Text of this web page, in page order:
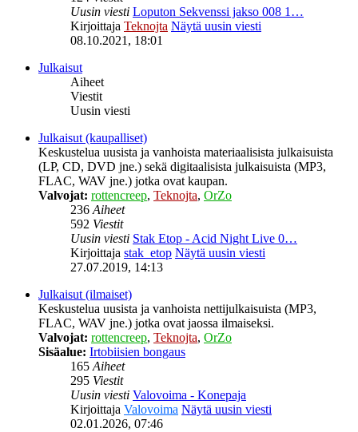
Uusin viesti Loputon Sekvenssi jakso 008 1…
Kirjoittaja Teknojta Näytä uusin viesti
08.10.2021, 18:01
Julkaisut
Aiheet
Viestit
Uusin viesti
Julkaisut (kaupalliset)
Keskustelua uusista ja vanhoista materiaalisista julkaisuista
(LP, CD, DVD jne.) sekä digitaalisista julkaisuista (MP3,
FLAC, WAV jne.) jotka ovat kaupan.
Valvojat: rottencreep, Teknojta, OrZo
236Aiheet
592 Viestit
Uusin viesti Stak Etop - Acid Night Live 0…
Kirjoittaja stak_etop Näytä uusin viesti
27.07.2019, 14:13
Julkaisut (ilmaiset)
Keskustelua uusista ja vanhoista nettijulkaisuista (MP3,
FLAC, WAV jne.) jotka ovat jaossa ilmaiseksi.
Valvojat: rottencreep, Teknojta, OrZo
Sisäalue: Irtobiisien bongaus
165Aiheet
295 Viestit
Uusin viesti Valovoima - Konepaja
Kirjoittaja Valovoima Näytä uusin viesti
02.01.2026, 07:46